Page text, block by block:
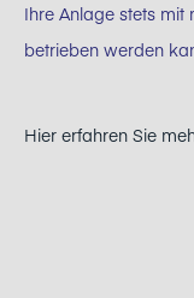
Ihre Anlage stets
betrieben werden
Hier erfahren Sie